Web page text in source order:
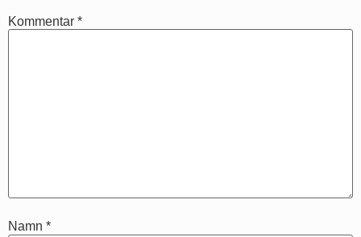
Kommentar *
Namn *